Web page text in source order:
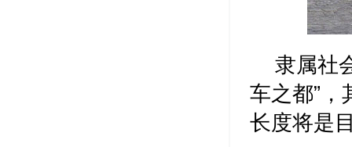
隶属社
车之都”，
长度将是